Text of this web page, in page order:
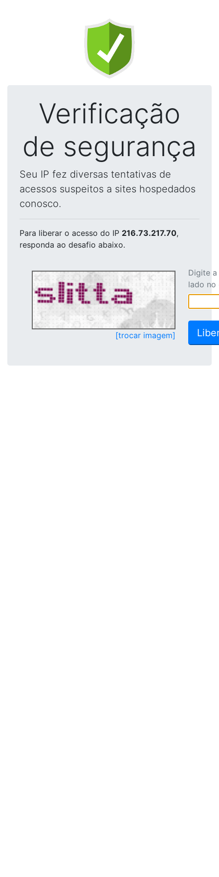
Verificação
de segurança
Seu IP fez diversas tentativas de
acessos suspeitos a sites hospedados
conosco.
Para liberar o acesso do IP 216.73.217.70,
responda ao desafio abaixo.
[trocar imagem]
Digite
lado no